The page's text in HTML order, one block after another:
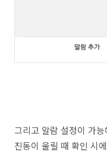
그리고 알람 설정이 가
진동이 울릴 때 확인 시